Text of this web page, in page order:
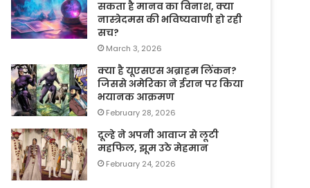
सकता है मानव का विनाश, क्या
नास्त्रेदमस की भविष्यवाणी हो रही
सच?
March 3, 2026
क्या है यूएसएस अब्राहम लिंकन?
जिससे अमेरिका ने ईरान पर किया
भयानक आक्रमण
February 28, 2026
दूल्हे ने अपनी आवाज से लूटी
महफिल, झूम उठे मेहमान
February 24, 2026